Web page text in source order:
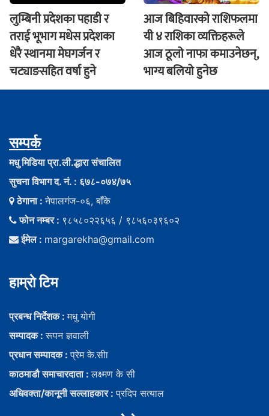
लुम्बिनी प्रदेशका पहाडी र
तराई भूभाग मधेस प्रदेशका
धेरै स्थानमा मेघगर्जन र
चट्याङसहित वर्षा हुने
आज बिहिवारकाे राशिफलमा
यी ४ राशिका व्यक्तिहरूले
आज ठूलो नाफा कमाउनेछन्,
भाग्य बलियो हुनेछ
सम्पर्क
मधु मिडिया प्रा.ली.द्धारा संचालित
सुचना विभाग द. नं. : ६७८-०७४/७५
ठेगाना :नेपालगंज-०६, बाँके
फोन नम्बर : ९८५८०२२६५६ / ९८५६०३९६०२
ईमेल : margarekha@gmail.com
हाम्राे टिम
प्रबन्ध निर्देशक :मधु याेगी
सम्पादक :रूपन ज्ञवाली
प्रधान सम्पादक :प्रेम के.सीा
काठमाडौ समाचारदाता :लक्ष्मण के सी
अधिवक्ता/कानूनी सल्लाहकार :प्रदिप सत्याल